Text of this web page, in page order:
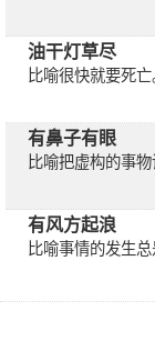
油干灯草尽
比喻很快就要死亡
有鼻子有眼
比喻把虚构的事物
有风方起浪
比喻事情的发生总